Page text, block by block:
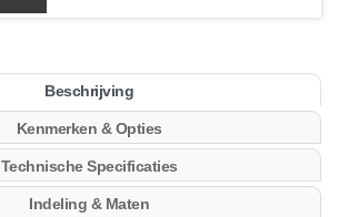
Beschrijving
Kenmerken & Opties
Technische Specificaties
Indeling & Maten